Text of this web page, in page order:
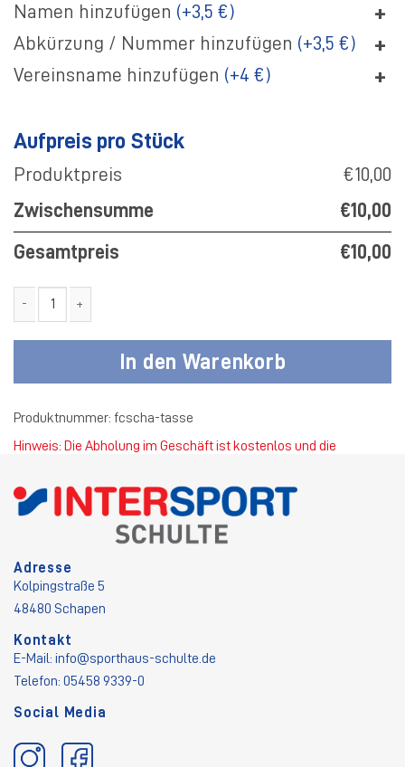
Namen hinzufügen (+3,5 €) +
Abkürzung / Nummer hinzufügen (+3,5 €) +
Vereinsname hinzufügen (+4 €) +
Aufpreis pro Stück
Produktpreis
€10,00
Zwischensumme
€10,00
Gesamtpreis €10,00
In den Warenkorb
Produktnummer: fcscha-tasse
Hinweis: Die Abholung im Geschäft ist kostenlos und die
Adresse
Kolpingstraße 5
48480 Schapen
Kontakt
E-Mail: info@sporthaus-schulte.de
Telefon: 05458 9339-0
Social Media